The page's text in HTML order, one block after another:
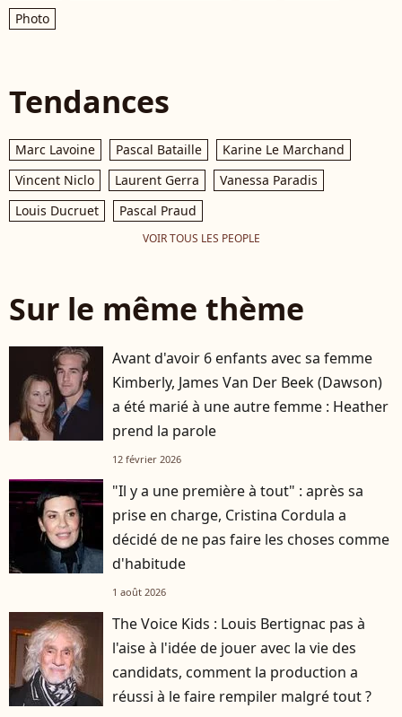
Photo
Tendances
Marc Lavoine Pascal Bataille
Karine Le Marchand
Vincent Niclo
Laurent Gerra
Vanessa Paradis
Louis Ducruet
Pascal Praud
VOIR TOUS LES PEOPLE
Sur le même thème
Avant d'avoir 6 enfants avec sa femme
Kimberly, James Van Der Beek (Dawson)
a été marié à une autre femme : Heather
prend la parole
12 février 2026
"Il y a une première à tout" : après sa
prise en charge, Cristina Cordula a
décidé de ne pas faire les choses comme
d'habitude
1 août 2026
The Voice Kids : Louis Bertignac pas à
l'aise à l'idée de jouer avec la vie des
candidats, comment la production a
réussi à le faire rempiler malgré tout ?